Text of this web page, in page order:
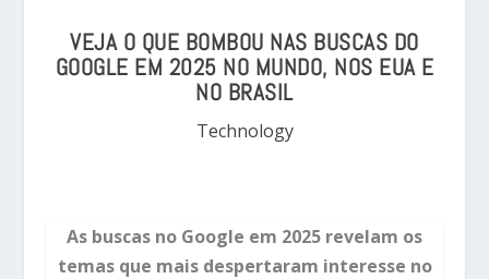
VEJA O QUE BOMBOU NAS BUSCAS DO
GOOGLE EM 2025 NO MUNDO, NOS EUA E
NO BRASIL
Technology
As buscas no Google em 2025 revelam os
temas que mais despertaram interesse no